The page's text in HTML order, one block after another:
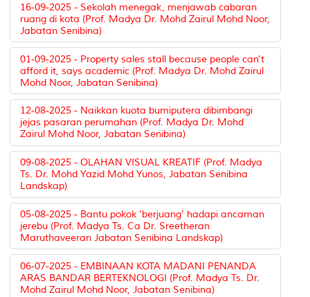
16-09-2025 - Sekolah menegak, menjawab cabaran
ruang di kota (Prof. Madya Dr. Mohd Zairul Mohd Noor,
Jabatan Senibina)
01-09-2025 - Property sales stall because people can't
afford it, says academic (Prof. Madya Dr. Mohd Zairul
Mohd Noor, Jabatan Senibina)
12-08-2025 - Naikkan kuota bumiputera dibimbangi
jejas pasaran perumahan (Prof. Madya Dr. Mohd
Zairul Mohd Noor, Jabatan Senibina)
09-08-2025 - OLAHAN VISUAL KREATIF (Prof. Madya
Ts. Dr. Mohd Yazid Mohd Yunos, Jabatan Senibina
Landskap)
05-08-2025 - Bantu pokok 'berjuang' hadapi ancaman
jerebu (Prof. Madya Ts. Ca Dr. Sreetheran
Maruthaveeran Jabatan Senibina Landskap)
06-07-2025 - EMBINAAN KOTA MADANI PENANDA
ARAS BANDAR BERTEKNOLOGI (Prof. Madya Ts. Dr.
Mohd Zairul Mohd Noor, Jabatan Senibina)